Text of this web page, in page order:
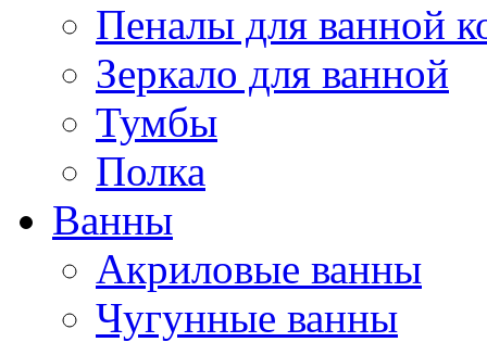
Пеналы для ванной
Зеркало для ванной
Тумбы
Полка
Ванны
Акриловые ванны
Чугунные ванны